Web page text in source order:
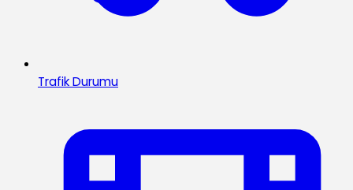
Trafik Durumu